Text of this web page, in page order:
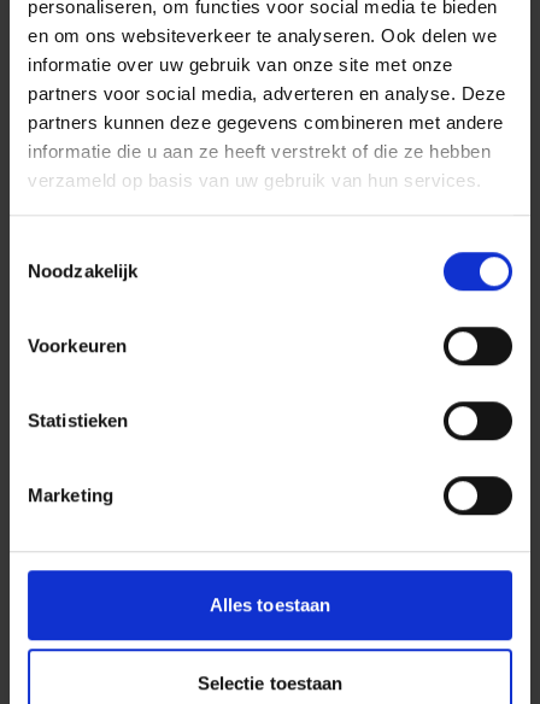
personaliseren, om functies voor social media te bieden
en om ons websiteverkeer te analyseren. Ook delen we
informatie over uw gebruik van onze site met onze
partners voor social media, adverteren en analyse. Deze
partners kunnen deze gegevens combineren met andere
informatie die u aan ze heeft verstrekt of die ze hebben
verzameld op basis van uw gebruik van hun services.
Noodzakelijk
Voorkeuren
Statistieken
Marketing
Alles toestaan
Selectie toestaan
Dit breng jij mee
Een afgeronde mbo-opleiding in de richting van
mobiele werktuigen, bijvoorbeeld via SOMA College.
Ervaring met onderhoud en reparatie van machines
in de bouw, infra of agrarische sector.
Kennis van hydrauliek, elektrotechniek en mechanica.
Een proactieve, zelfstandige werkhouding, jij ziet het
Beheersing van de Nederlandse taal voor
Direct een vast contract! Omdat we vertrouwen
toekomst.
€4.500,- bruto per 4 weken (op basis van 40 uur),
exclusief 8% vakantiegeld. Het exacte salaris is
afhankelijk van jouw kennis, niveau en werkervaring.